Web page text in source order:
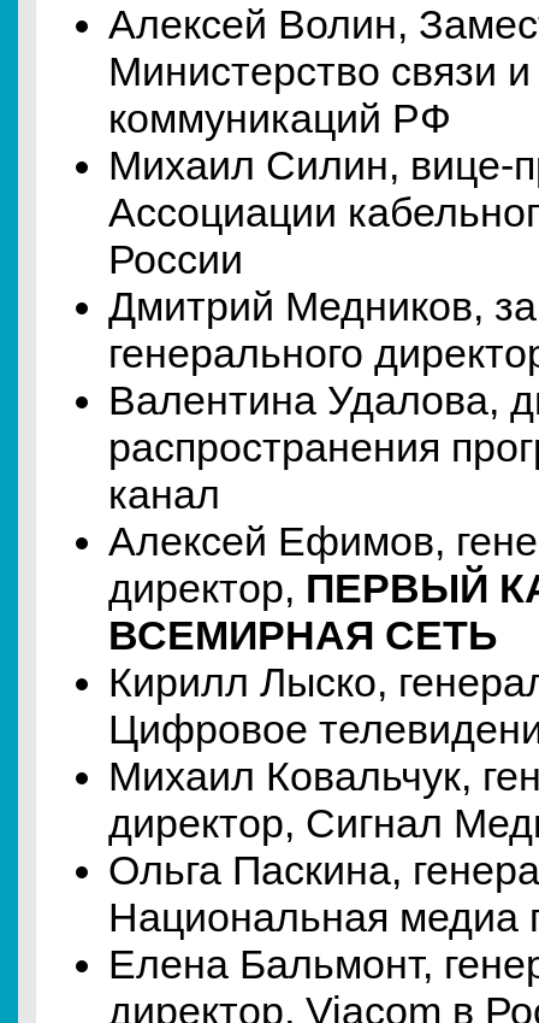
Алексей Волин,
Министерство связи
коммуникаций РФ
Михаил Силин, вице-
Ассоциации
России
Дмитрий Медников,
генерального
Валентина Удалова,
распространения
канал
Алексей Ефимов,
директор, ПЕРВЫЙ
ВСЕМИРНАЯ СЕТЬ
Кирилл Лыско,
Цифровое
Михаил Ковальчук,
директор, Сигнал
Ольга Паскина,
Национальная медиа
Елена Бальмонт,
директор, Viacom в